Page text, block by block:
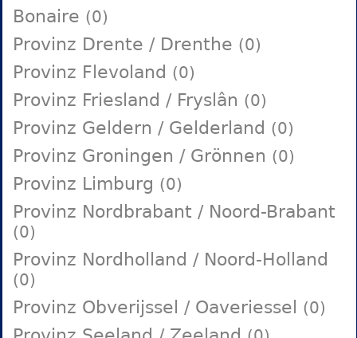
Bonaire (0)
Provinz Drente / Drenthe (0)
Provinz Flevoland (0)
Provinz Friesland / Fryslân (0)
Provinz Geldern / Gelderland (0)
Provinz Groningen / Grönnen (0)
Provinz Limburg (0)
Provinz Nordbrabant / Noord-Brabant
(0)
Provinz Nordholland / Noord-Holland
(0)
Provinz Obverijssel / Oaveriessel (0)